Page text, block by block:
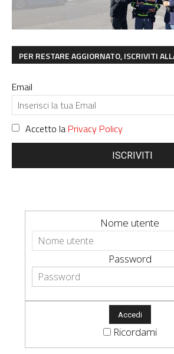
PER RESTARE AGGIORNATO, ISCRIVITI
Email
Accetto la Privacy Policy
ISCRIVITI
Nome utente
Password
Ricordami